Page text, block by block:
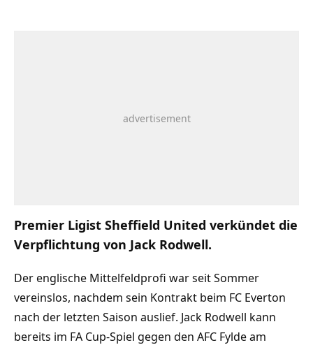
Premier Ligist Sheffield United verkündet die
Verpflichtung von Jack Rodwell.
Der englische Mittelfeldprofi war seit Sommer
vereinslos, nachdem sein Kontrakt beim FC Everton
nach der letzten Saison auslief. Jack Rodwell kann
bereits im FA Cup-Spiel gegen den AFC Fylde am